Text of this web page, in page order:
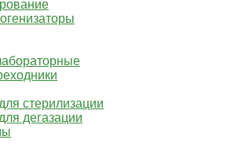
стерилизации
дегазации